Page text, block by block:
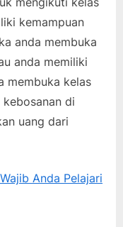
kemampuan
anda membuka
anda memiliki
membuka kelas
di
uang dari
Anda Pelajari